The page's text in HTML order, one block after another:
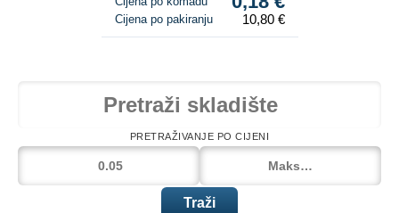
Cijena po pakiranju 10,80 €
PRETRAŽIVANJE PO CIJENI
Traži